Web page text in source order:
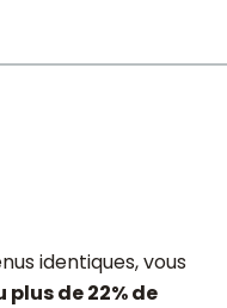
identiques, vous
plus de 22% de